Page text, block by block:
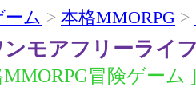
ーム > 本格MMORPG >
モアフリーライ
冒険ゲーム ]